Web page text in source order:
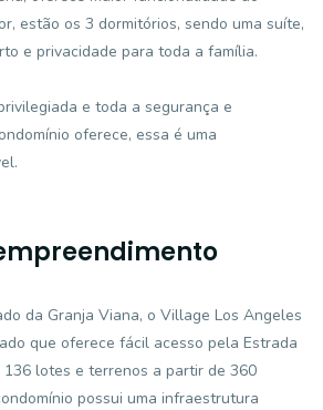
estão os 3 dormitórios, sendo uma suíte,
e privacidade para toda a família.
e toda a segurança e
oferece, essa é uma
da Granja Viana, o Village Los Angeles
que oferece fácil acesso pela Estrada
136 lotes e terrenos a partir de 360
possui uma infraestrutura